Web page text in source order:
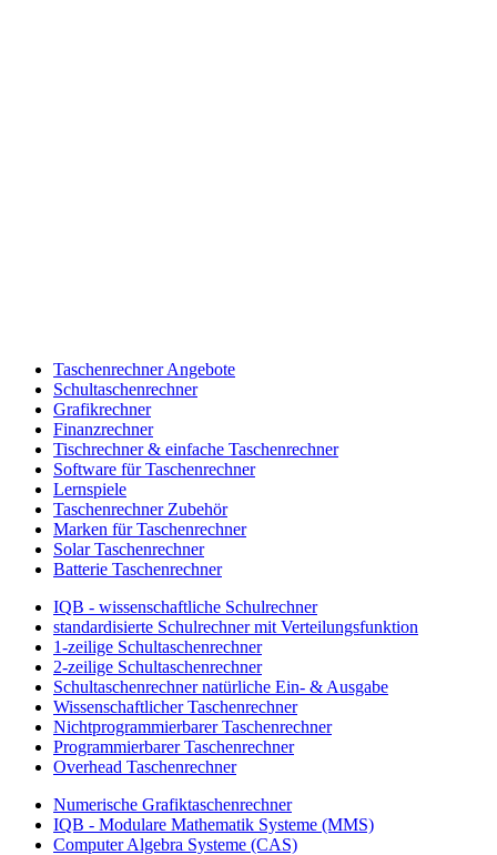
Taschenrechner Angebote
Schultaschenrechner
Grafikrechner
Finanzrechner
Tischrechner & einfache Taschenrechner
Software für Taschenrechner
Lernspiele
Taschenrechner Zubehör
Marken für Taschenrechner
Solar Taschenrechner
Batterie Taschenrechner
IQB - wissenschaftliche Schulrechner
standardisierte Schulrechner mit Verteilungsfunktion
1-zeilige Schultaschenrechner
2-zeilige Schultaschenrechner
Schultaschenrechner natürliche Ein- & Ausgabe
Wissenschaftlicher Taschenrechner
Nichtprogrammierbarer Taschenrechner
Programmierbarer Taschenrechner
Overhead Taschenrechner
Numerische Grafiktaschenrechner
IQB - Modulare Mathematik Systeme (MMS)
Computer Algebra Systeme (CAS)